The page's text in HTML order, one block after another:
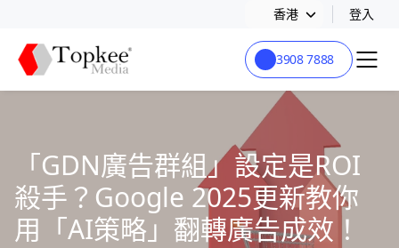
香港 登入
3908 7888
「GDN廣告群組」設定是ROI
殺手？Google 2025更新教你
用「AI策略」翻轉廣告成效！